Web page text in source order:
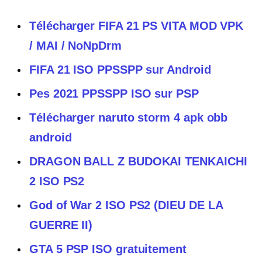
Télécharger FIFA 21 PS VITA MOD VPK
/ MAI / NoNpDrm
FIFA 21 ISO PPSSPP sur Android
Pes 2021 PPSSPP ISO sur PSP
Télécharger naruto storm 4 apk obb
android
DRAGON BALL Z BUDOKAI TENKAICHI
2 ISO PS2
God of War 2 ISO PS2 (DIEU DE LA
GUERRE II)
GTA 5 PSP ISO gratuitement